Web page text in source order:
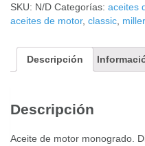
SKU: N/D Categorías: aceites
aceites de motor, classic
Descripción
Descripción
Aceite de motor monogrado.